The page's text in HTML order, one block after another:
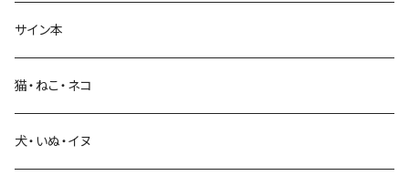
生活・暮らし
サイン本
猫・ねこ・ネコ
犬・いぬ・イヌ